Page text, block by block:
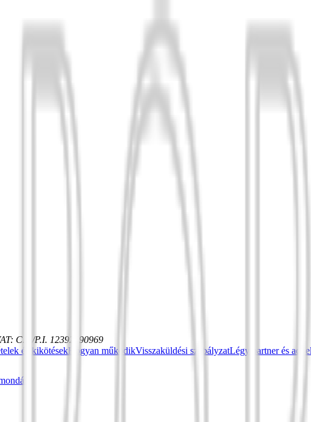
: C.F./P.I. 12392590969
és kikötésekHogyan működikVisszaküldési szabályzatLégy partner és adj